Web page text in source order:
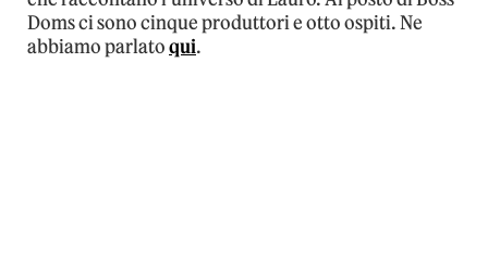
Doms ci sono cinque produttori e otto ospiti. Ne
abbiamo parlatoqui.